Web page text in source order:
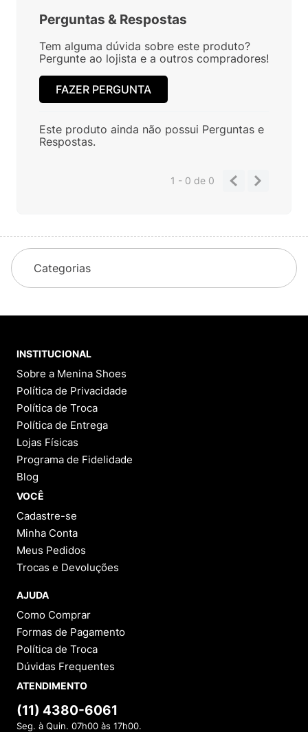
Perguntas & Respostas
Tem alguma dúvida sobre este produto?
Pergunte ao lojista e a outros compradores!
FAZER PERGUNTA
Este produto ainda não possui Perguntas e
Respostas.
1 - 0de 0
Categorias
INSTITUCIONAL
Sobre a Menina Shoes
Política de Privacidade
Política de Troca
Política de Entrega
Lojas Físicas
Programa de Fidelidade
Blog
VOCÊ
Cadastre-se
Minha Conta
Meus Pedidos
Trocas e Devoluções
AJUDA
Como Comprar
Formas de Pagamento
Política de Troca
Dúvidas Frequentes
ATENDIMENTO
(11) 4380-6061
Seg. à Quin. 07h00 às 17h00.